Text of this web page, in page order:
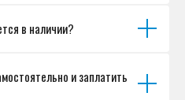
в наличии?
и заплатить